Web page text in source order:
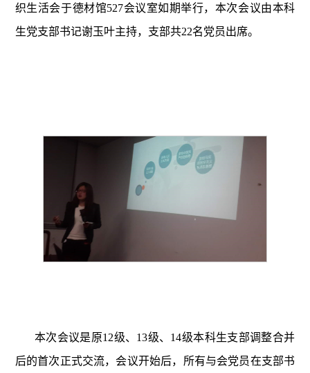
织生活会于德材馆527会议室如期举行，本次会议由本科
生党支部书记谢玉叶主持，支部共22名党员出席。
本次会议是原12级、 13级、 14级本科生支部调整合并
后的首次正式交流，会议开始后，所有与会党员在支部书